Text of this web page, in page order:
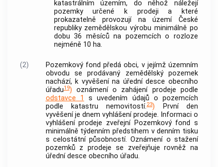
katastrálním územím, do něhož náležejí
pozemky určené k prodeji a které
prokazatelně provozují na území České
republiky zemědělskou výrobu minimálně po
dobu 36 měsíců na pozemcích o rozloze
nejméně 10 ha.
(2) Pozemkový fond předáobci, v jejímž územním
obvodu se prodávaný zemědělský pozemek
nachází, k vyvěšení na úřední desce obecního
úřadu19) oznámení o zahájení prodeje podle
odstavce 1
s uvedením údajů o pozemcích
podle katastrunemovitostí.23) První den
vyvěšení je dnem vyhlášení prodeje. Informaci o
vyhlášení prodeje zveřejní Pozemkový fond s
minimálně týdenním předstihem v denním tisku
s celostátní působností. Oznámení o stažení
pozemků z prodeje se zveřejňuje rovněž na
úřední desce obecního úřadu.